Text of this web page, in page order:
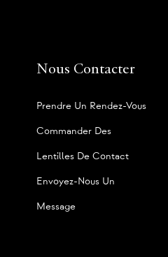
Nous Contacter
Prendre Un Rendez-Vous
Commander Des
Lentilles De Contact
Envoyez-Nous Un
Message